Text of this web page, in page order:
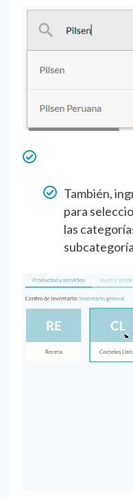
También,
para
las